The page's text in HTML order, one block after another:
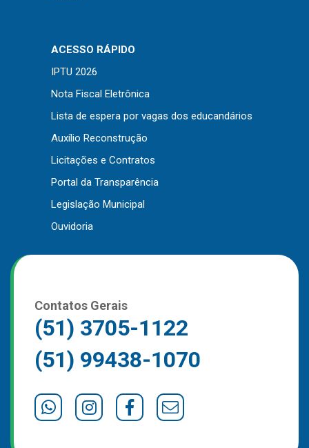
Portal da Transparência
Outros
Downloads
Notícias
Contato
ACESSO RÁPIDO
IPTU 2026
Nota Fiscal Eletrônica
Lista de espera por vagas dos educandários
Auxílio Reconstrução
Licitações e Contratos
Portal da Transparência
Legislação Municipal
Ouvidoria
Contatos Gerais
(51) 3705-1122
(51) 99438-1070